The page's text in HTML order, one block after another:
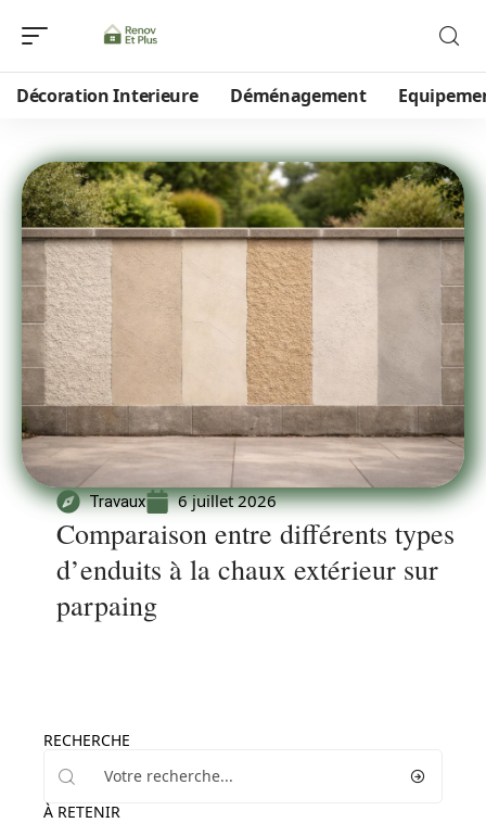
Décoration Interieure Déménagement
Travaux 6 juillet 2026
Comparaison entre différents types
d’enduits à la chaux extérieur sur
parpaing
RECHERCHE
À RETENIR